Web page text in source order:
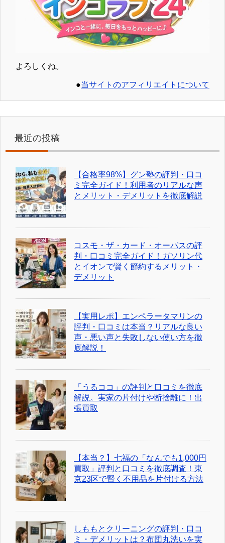
よろしくね。
●当サイトのアフィリエイトについて
最近の投稿
【合格率98%】グン塾の評判・口コ
ミ完全ガイド！利用者のリアルな声
とメリット・デメリットを徹底解説
コスモ・ザ・カード・オーパスの評
判・口コミ完全ガイド！ガソリン代
とイオンで賢く節約するメリット・
デメリット
【実用レポ】エンペラータマリンの
評判・口コミは本当？リアルな良い
声・悪い声と失敗しない使い方を徹
底解説！
「うるココ」の評判と口コミを徹底
解説。実家の片付けや断捨離に！出
張買取
【本当？】七福の「なんでも1,000円
買取」評判と口コミを徹底調査！東
京23区で賢く不用品を片付ける方法
しももとクリーニングの評判・口コ
ミ・デメリットは？布団丸洗いを実